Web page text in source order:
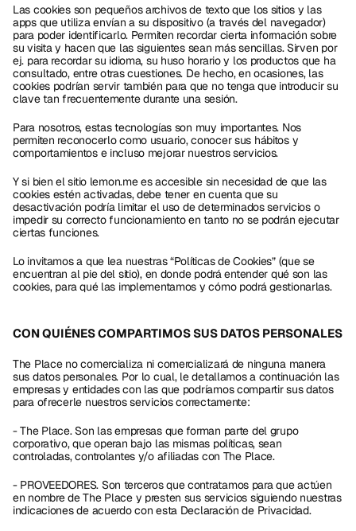
Las cookies son pequeños archivos de texto que los sitios y las
apps que utiliza envían a su dispositivo (a través del navegador)
para poder identificarlo. Permiten recordar cierta información sobre
su visita y hacen que las siguientes sean más sencillas. Sirven por
ej. para recordar su idioma, su huso horario y los productos que ha
consultado, entre otras cuestiones. De hecho, en ocasiones, las
cookies podrían servir también para que no tenga que introducir su
clave tan frecuentemente durante una sesión.
Para nosotros, estas tecnologías son muy importantes. Nos
permiten reconocerlo como usuario, conocer sus hábitos y
comportamientos e incluso mejorar nuestros servicios.
Y si bien el sitio lemon.me es accesible sin necesidad de que las
cookies estén activadas, debe tener en cuenta que su
desactivación podría limitar el uso de determinados servicios o
impedir su correcto funcionamiento en tanto no se podrán ejecutar
ciertas funciones.
Lo invitamos a que lea nuestras “Políticas de Cookies” (que se
encuentran al pie del sitio), en donde podrá entender qué son las
cookies, para qué las implementamos y cómo podrá gestionarlas.
CON QUIÉNES COMPARTIMOS SUS DATOS PERSONALES
The Place no comercializa ni comercializará de ninguna manera
sus datos personales. Por lo cual, le detallamos a continuación las
empresas y entidades con las que podríamos compartir sus datos
para ofrecerle nuestros servicios correctamente:
- The Place. Son las empresas que forman parte del grupo
corporativo, que operan bajo las mismas políticas, sean
controladas, controlantes y/o afiliadas con The Place.
- PROVEEDORES. Son terceros que contratamos para que actúen
en nombre de The Place y presten sus servicios siguiendo nuestras
indicaciones de acuerdo con esta Declaración de Privacidad.